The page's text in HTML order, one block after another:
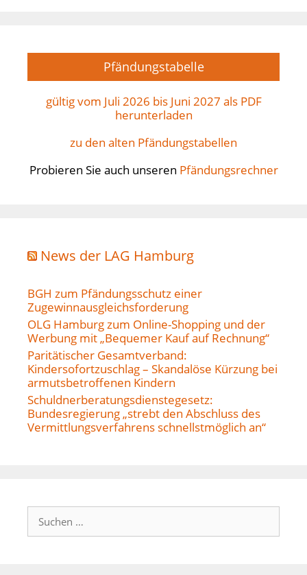
Pfändungstabelle
gültig vom Juli 2026 bis Juni 2027 als PDF
herunterladen
zu den alten Pfändungstabellen
Probieren Sie auch unseren Pfändungsrechner
News der LAG Hamburg
BGH zum Pfändungsschutz einer
Zugewinnausgleichsforderung
OLG Hamburg zum Online-Shopping und der
Werbung mit „Bequemer Kauf auf Rechnung“
Paritätischer Gesamtverband:
Kindersofortzuschlag – Skandalöse Kürzung bei
armutsbetroffenen Kindern
Schuldnerberatungsdienstegesetz:
Bundesregierung „strebt den Abschluss des
Vermittlungsverfahrens schnellstmöglich an“
Suchen
nach: